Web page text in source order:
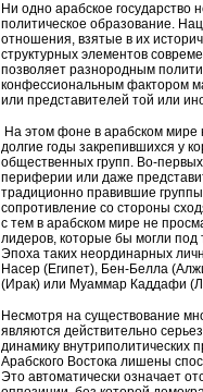
Ни одно арабское государство
политическое образование.
отношения, взятые в их
структурных элементов
позволяет разнородным
конфессиональным фактором
или представителей той или
На этом фоне в арабском мире
долгие годы закрепившихся у
общественных групп. Во-
периферии или даже
традиционно правившие
сопротивление со стороны
с тем в арабском мире не
лидеров, которые бы могли
Эпоха таких неординарных
Насер (Египет), Бен-Белла
(Ирак) или Муаммар Каддафи
Несмотря на существование
являются действительно
динамику внутриполитических
Арабского Востока лишены
Это автоматически означает